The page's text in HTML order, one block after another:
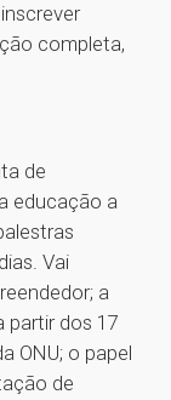
completa,
de
educação a
Vai
a
partir dos 17
ONU; o papel
de